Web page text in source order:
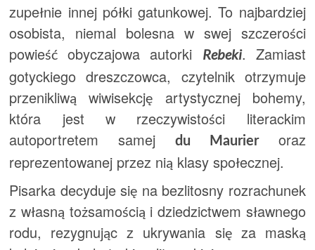
zupełnie innej półki gatunkowej. To najbardziej
osobista, niemal bolesna w swej szczerości
powieść obyczajowa autorki
Rebeki. Zamiast
gotyckiego dreszczowca, czytelnik otrzymuje
przenikliwą wiwisekcję artystycznej bohemy,
która jest w rzeczywistości literackim
autoportretem samej
du Maurieroraz
reprezentowanej przez nią klasy społecznej.
Pisarka decyduje się na bezlitosny rozrachunek
z własną tożsamością i dziedzictwem sławnego
rodu, rezygnując z ukrywania się za maską